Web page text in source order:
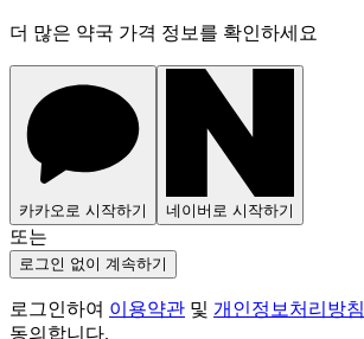
더 많은 약국 가격 정보를 확인하세요
카카오로 시작하기 네이버로 시작하기
또는
로그인 없이 계속하기
로그인하여 이용약관 및 개인정보처리방침
동의합니다.